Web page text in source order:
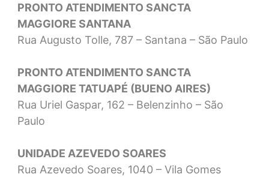
PRONTO ATENDIMENTO SANCTA
MAGGIORE SANTANA
Rua Augusto Tolle, 787 – Santana – São Paulo
PRONTO ATENDIMENTO SANCTA
MAGGIORE TATUAPÉ (BUENO AIRES)
Rua Uriel Gaspar, 162 – Belenzinho – São
Paulo
UNIDADE AZEVEDO SOARES
Rua Azevedo Soares, 1040 – Vila Gomes